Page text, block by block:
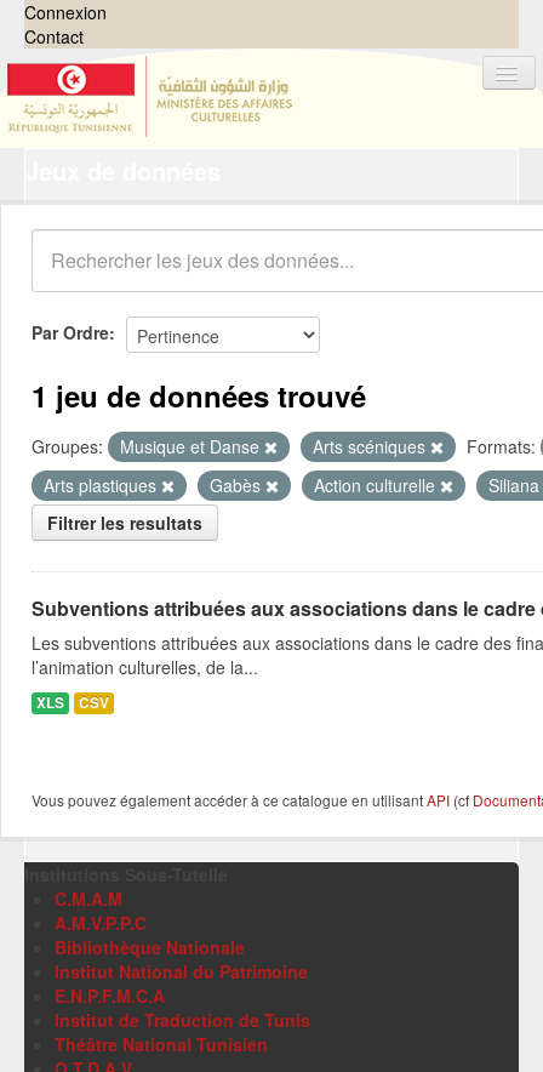
Connexion
Contact
Organisations
Groupes
Demandes 0
À propos
Par Ordre
1 jeu de données trouvé
Groupes: Musique et Danse Arts scéniques
Formats:
Arts plastiques
Gabès Action culturelle
Siliana
Filtrer les resultats
Subventions attribuées aux associations dans le
Les subventions attribuées aux associations dans le cadre des
l’animation culturelles, de la...
XLS CSV
Vous pouvez également accéder à ce catalogue en utilisantAPI (cf
C.M.A.M
A.M.V.P.P.C
Bibliothèque Nationale
Institut National du Patrimoine
E.N.P.F.M.C.A
Institut de Traduction de Tunis
Théâtre National Tunisien